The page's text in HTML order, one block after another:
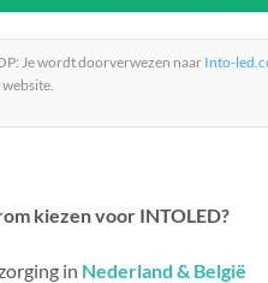
Je wordt doorverwezen naar Into-
kiezen voor INTOLED?
in Nederland & België